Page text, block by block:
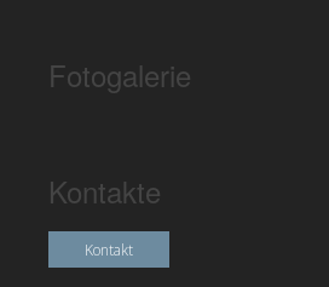
Fotogalerie
Kontakte
Kontakt